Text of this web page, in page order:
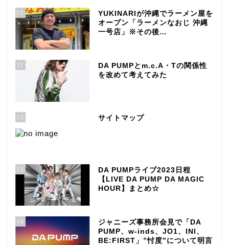
10
YUKINARIが沖縄でラーメン屋を
オープン「ラーメンなおじ 沖縄
一号店」※その後…
11
DA PUMPとm.c.A・Tの関係性
を改めて考えてみた
12 サイトマップ
13
DA PUMPライブ2023日程
【LIVE DA PUMP DA MAGIC
HOUR】まとめ☆
14
ジャニーズ事務所会見で「DA
PUMP、w-inds、JO1、INI、
BE:FIRST」”忖度”について明言